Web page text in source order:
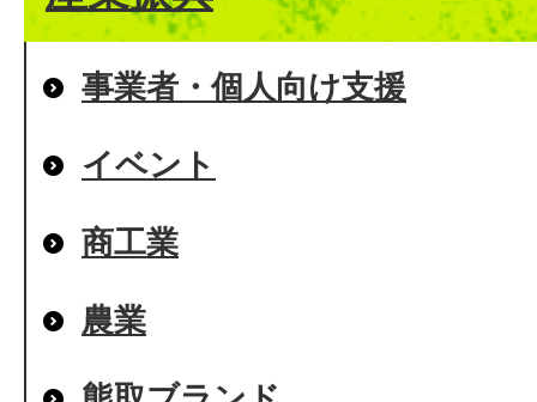
事業者・個人向け支援
イベント
商工業
農業